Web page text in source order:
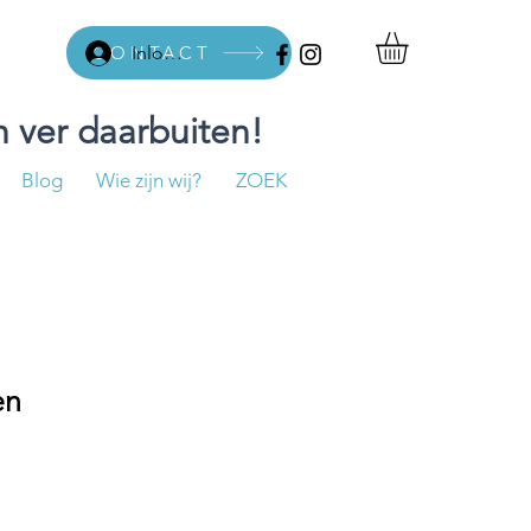
Inloggen
CONTACT
ver daarbuiten!
Blog Wie zijn wij? ZOEK